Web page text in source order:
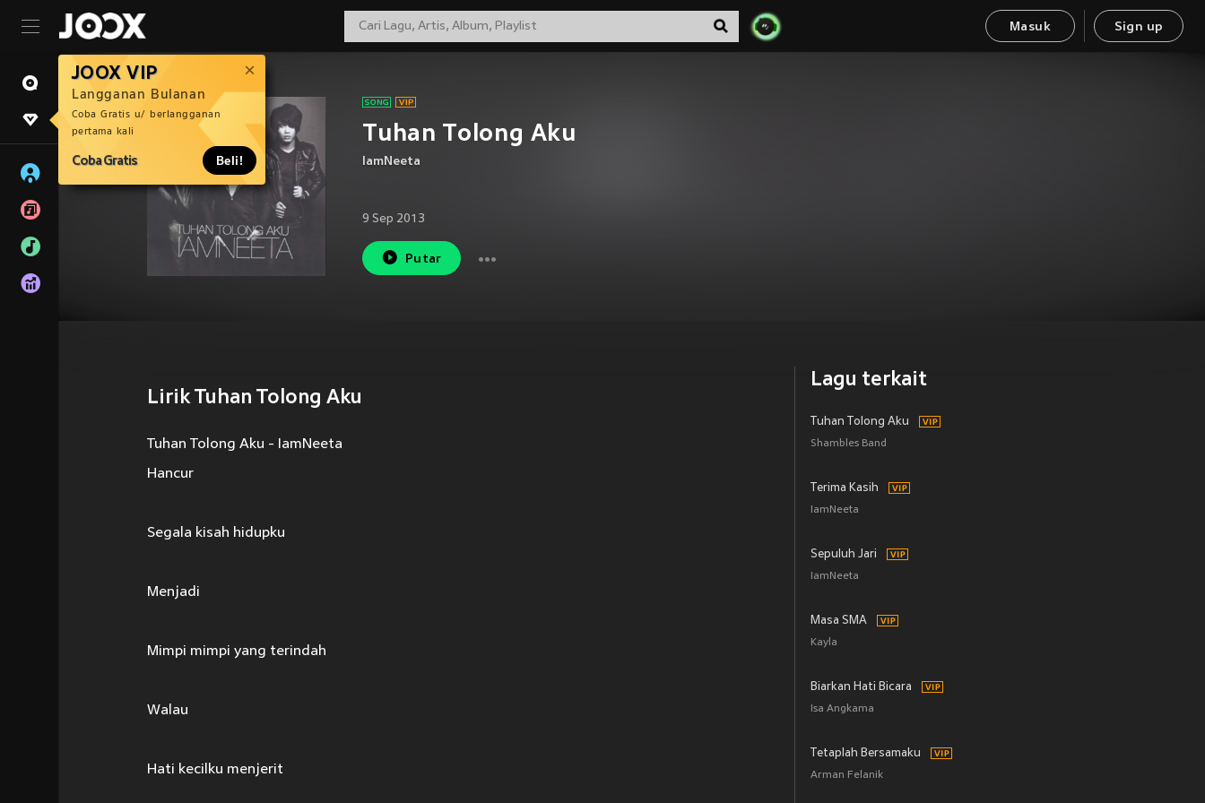
Masuk Sign up
JOOX VIP
Langganan Bulanan
Coba Gratis u/ berlangganan
pertama kali
Coba Gratis Beli!
Tuhan Tolong Aku
IamNeeta
9 Sep 2013
Putar
Lirik Tuhan Tolong Aku
Tuhan Tolong Aku - IamNeeta
Hancur
Segala kisah hidupku
Menjadi
Mimpi mimpi yang terindah
Walau
Hati kecilku menjerit
Lagu terkait
Tuhan Tolong Aku
Shambles Band
Terima Kasih
IamNeeta
Sepuluh Jari
IamNeeta
Masa SMA
Kayla
Biarkan Hati Bicara
Isa Angkama
Tetaplah Bersamaku
Arman Felanik